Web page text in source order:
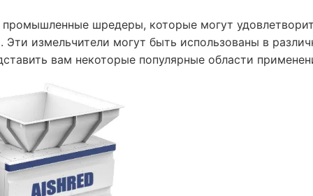
Универсальный Гранулятор
Шлифовальный Станок Для Резины
Мобильная
Линия
шредеры, которые могут
измельчители могут быть использованы в
вам некоторые популярные области